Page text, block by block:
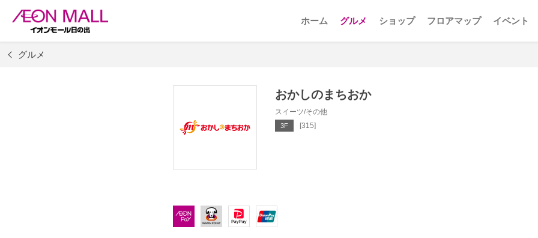
ホーム グルメ ショップ フロアマップ イベント
グルメ
おかしのまちおか
スイーツ/その他
3F [315]